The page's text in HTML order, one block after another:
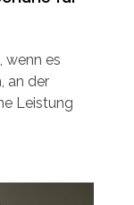
wenn es
an der
Leistung